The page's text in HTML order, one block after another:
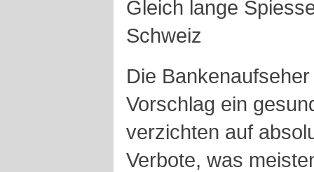
Gleich lange
Schweiz
Die
Vorschlag ein
verzichten auf
Verbote, was